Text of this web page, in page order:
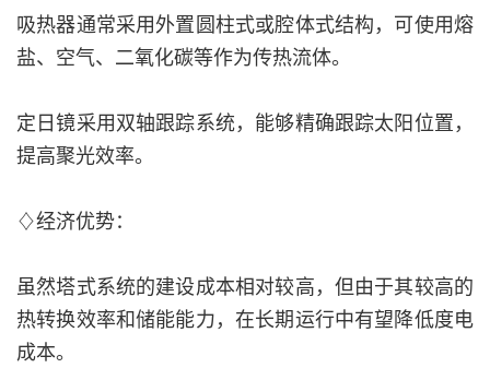
吸热器通常采用外置圆柱式或腔体式结构，可使用熔
盐、空气、二氧化碳等作为传热流体。
定日镜采用双轴跟踪系统，能够精确跟踪太阳位置，
提高聚光效率。
♢经济优势：
虽然塔式系统的建设成本相对较高，但由于其较高的
热转换效率和储能能力，在长期运行中有望降低度电
成本。